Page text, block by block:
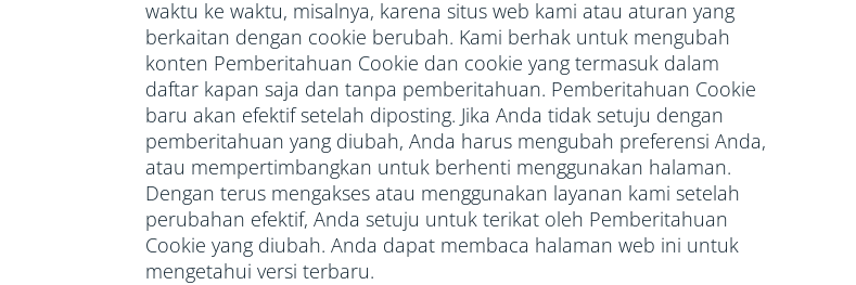
waktu ke waktu, misalnya, karena situs web kami atau aturan yang
berkaitan dengan cookie berubah. Kami berhak untuk mengubah
konten Pemberitahuan Cookie dan cookie yang termasuk dalam
daftar kapan saja dan tanpa pemberitahuan. Pemberitahuan Cookie
baru akan efektif setelah diposting. Jika Anda tidak setuju dengan
pemberitahuan yang diubah, Anda harus mengubah preferensi Anda,
atau mempertimbangkan untuk berhenti menggunakan halaman.
Dengan terus mengakses atau menggunakan layanan kami setelah
perubahan efektif, Anda setuju untuk terikat oleh Pemberitahuan
Cookie yang diubah. Anda dapat membaca halaman web ini untuk
mengetahui versi terbaru.